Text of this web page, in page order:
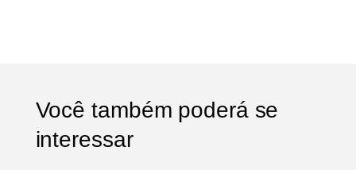
Você também poderá se
interessar